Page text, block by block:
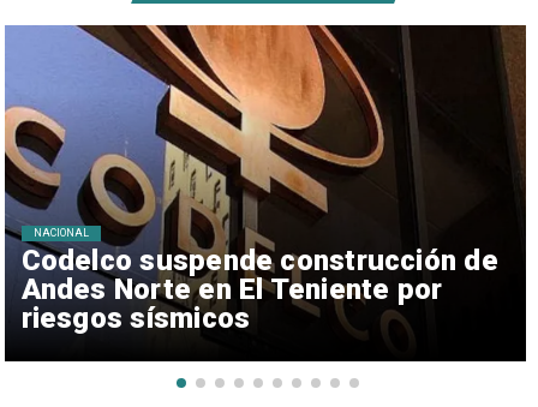
Codelco suspende construcción de
Andes Norte en El Teniente por
riesgos sísmicos
NACIONAL